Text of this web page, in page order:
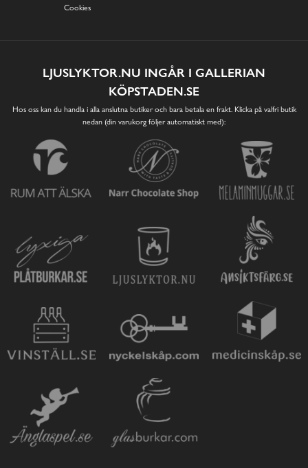
Cookies
LJUSLYKTOR.NU INGÅR I GALLERIAN
KÖPSTADEN.SE
Hos oss kan du handla i alla anslutna butiker och bara betala en frakt. Klicka på valfri butik
nedan (din varukorg följer automatiskt med):